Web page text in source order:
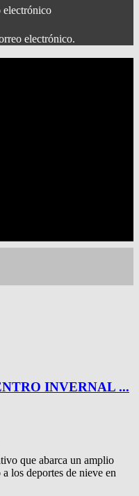
electrónico
electrónico.
INVERNAL ...
que abarca un amplio
los deportes de nieve en